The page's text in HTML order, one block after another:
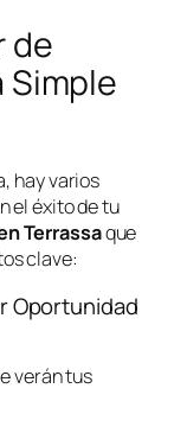
de
Simple
hay varios
el éxito de tu
Terrassaque
clave:
Oportunidad
verán tus